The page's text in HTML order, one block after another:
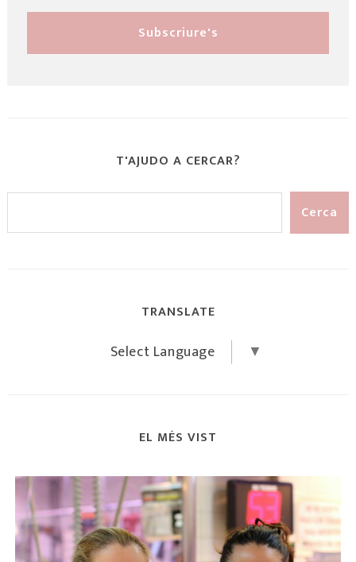
T'AJUDO A CERCAR?
TRANSLATE
Select Language ▼
EL MÉS VIST